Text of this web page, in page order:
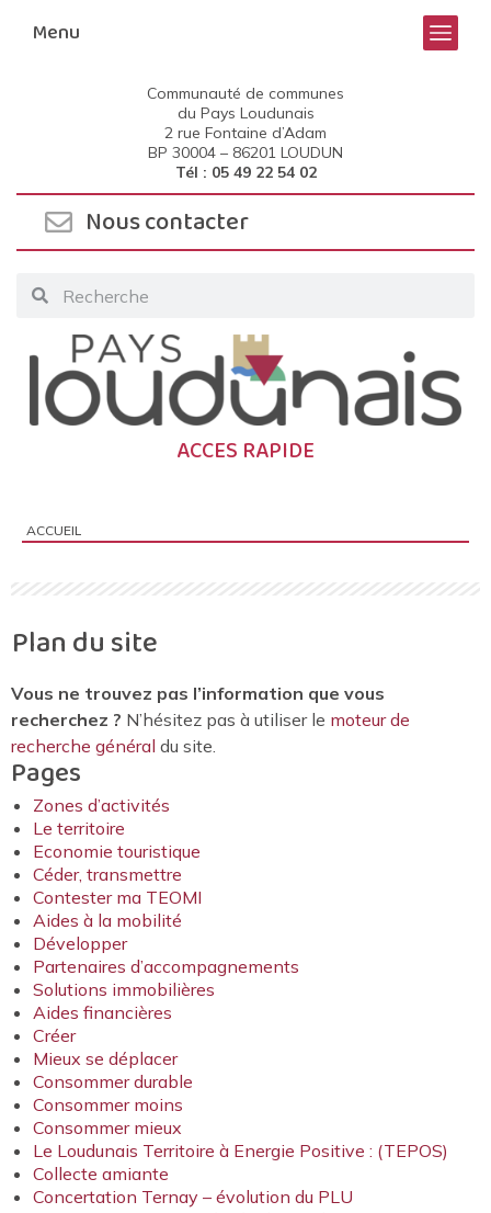
Menu
Communauté de communes
du Pays Loudunais
2 rue Fontaine d’Adam
BP 30004 – 86201 LOUDUN
Tél : 05 49 22 54 02
Nous contacter
ACCES RAPIDE
Vous êtes ici :
ACCUEIL
Plan du site
Vous ne trouvez pas l’information que vous
recherchez ? N’hésitez pas à utiliser le moteur de
recherche général du site.
Pages
Zones d’activités
Le territoire
Economie touristique
Céder, transmettre
Contester ma TEOMI
Aides à la mobilité
Développer
Partenaires d’accompagnements
Solutions immobilières
Aides financières
Créer
Mieux se déplacer
Consommer durable
Consommer moins
Consommer mieux
Le Loudunais Territoire à Energie Positive : (TEPOS)
Collecte amiante
Concertation Ternay – évolution du PLU